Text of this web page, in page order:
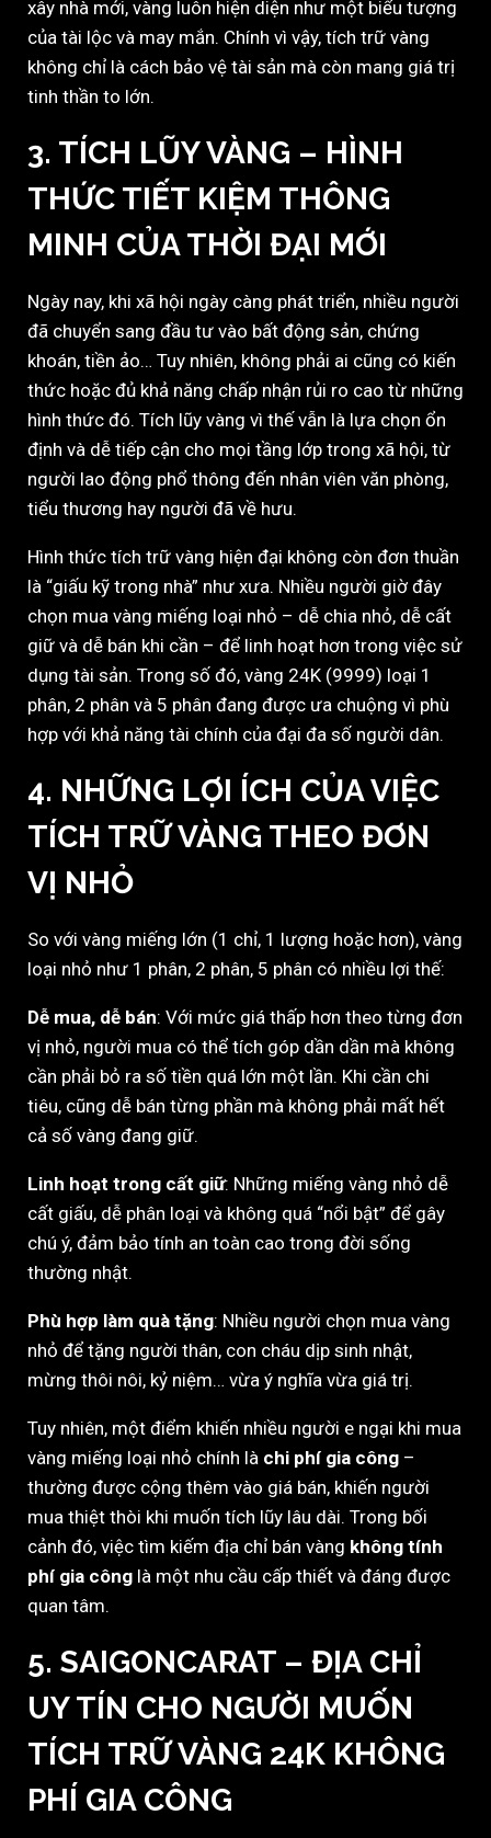
xây nhà mới, vàng luôn hiện diện như một biểu tượng
của tài lộc và may mắn. Chính vì vậy, tích trữ vàng
không chỉ là cách bảo vệ tài sản mà còn mang giá trị
tinh thần to lớn.
3. TÍCH LŨY VÀNG – HÌNH
THỨC TIẾT KIỆM THÔNG
MINH CỦA THỜI ĐẠI MỚI
Ngày nay, khi xã hội ngày càng phát triển, nhiều người
đã chuyển sang đầu tư vào bất động sản, chứng
khoán, tiền ảo… Tuy nhiên, không phải ai cũng có kiến
thức hoặc đủ khả năng chấp nhận rủi ro cao từ những
hình thức đó. Tích lũy vàng vì thế vẫn là lựa chọn ổn
định và dễ tiếp cận cho mọi tầng lớp trong xã hội, từ
người lao động phổ thông đến nhân viên văn phòng,
tiểu thương hay người đã về hưu.
Hình thức tích trữ vàng hiện đại không còn đơn thuần
là “giấu kỹ trong nhà” như xưa. Nhiều người giờ đây
chọn mua vàng miếng loại nhỏ – dễ chia nhỏ, dễ cất
giữ và dễ bán khi cần – để linh hoạt hơn trong việc sử
dụng tài sản. Trong số đó, vàng 24K (9999) loại 1
phân, 2 phân và 5 phân đang được ưa chuộng vì phù
hợp với khả năng tài chính của đại đa số người dân.
4. NHỮNG LỢI ÍCH CỦA VIỆC
TÍCH TRỮ VÀNG THEO ĐƠN
VỊ NHỎ
So với vàng miếng lớn (1 chỉ, 1 lượng hoặc hơn), vàng
loại nhỏ như 1 phân, 2 phân, 5 phân có nhiều lợi thế:
Dễ mua, dễ bán: Với mức giá thấp hơn theo từng đơn
vị nhỏ, người mua có thể tích góp dần dần mà không
cần phải bỏ ra số tiền quá lớn một lần. Khi cần chi
tiêu, cũng dễ bán từng phần mà không phải mất hết
cả số vàng đang giữ.
Linh hoạt trong cất giữ: Những miếng vàng nhỏ dễ
cất giấu, dễ phân loại và không quá “nổi bật” để gây
chú ý, đảm bảo tính an toàn cao trong đời sống
thường nhật.
Phù hợp làm quà tặng: Nhiều người chọn mua vàng
nhỏ để tặng người thân, con cháu dịp sinh nhật,
mừng thôi nôi, kỷ niệm… vừa ý nghĩa vừa giá trị.
Tuy nhiên, một điểm khiến nhiều người e ngại khi mua
vàng miếng loại nhỏ chính là chi phí gia công –
thường được cộng thêm vào giá bán, khiến người
mua thiệt thòi khi muốn tích lũy lâu dài. Trong bối
cảnh đó, việc tìm kiếm địa chỉ bán vàng không tính
phí gia công là một nhu cầu cấp thiết và đáng được
quan tâm.
5. SAIGONCARAT – ĐỊA CHỈ
UY TÍN CHO NGƯỜI MUỐN
TÍCH TRỮ VÀNG 24K KHÔNG
PHÍ GIA CÔNG